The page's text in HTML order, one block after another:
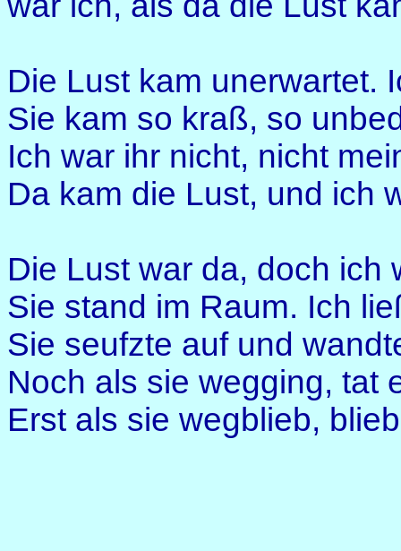
Die Lust kam unerwartet.
Sie kam so kraß, so
Ich war ihr nicht, nicht
Da kam die Lust, und ich
Die Lust war da, doch ich
Sie stand im Raum. Ich
Sie seufzte auf und
Noch als sie wegging, tat
Erst als sie wegblieb,